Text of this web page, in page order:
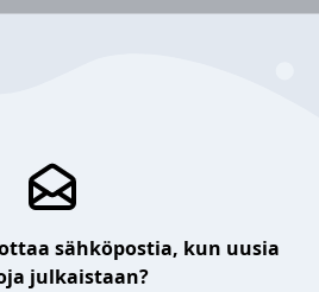
sähköpostia, kun uusia
julkaistaan?